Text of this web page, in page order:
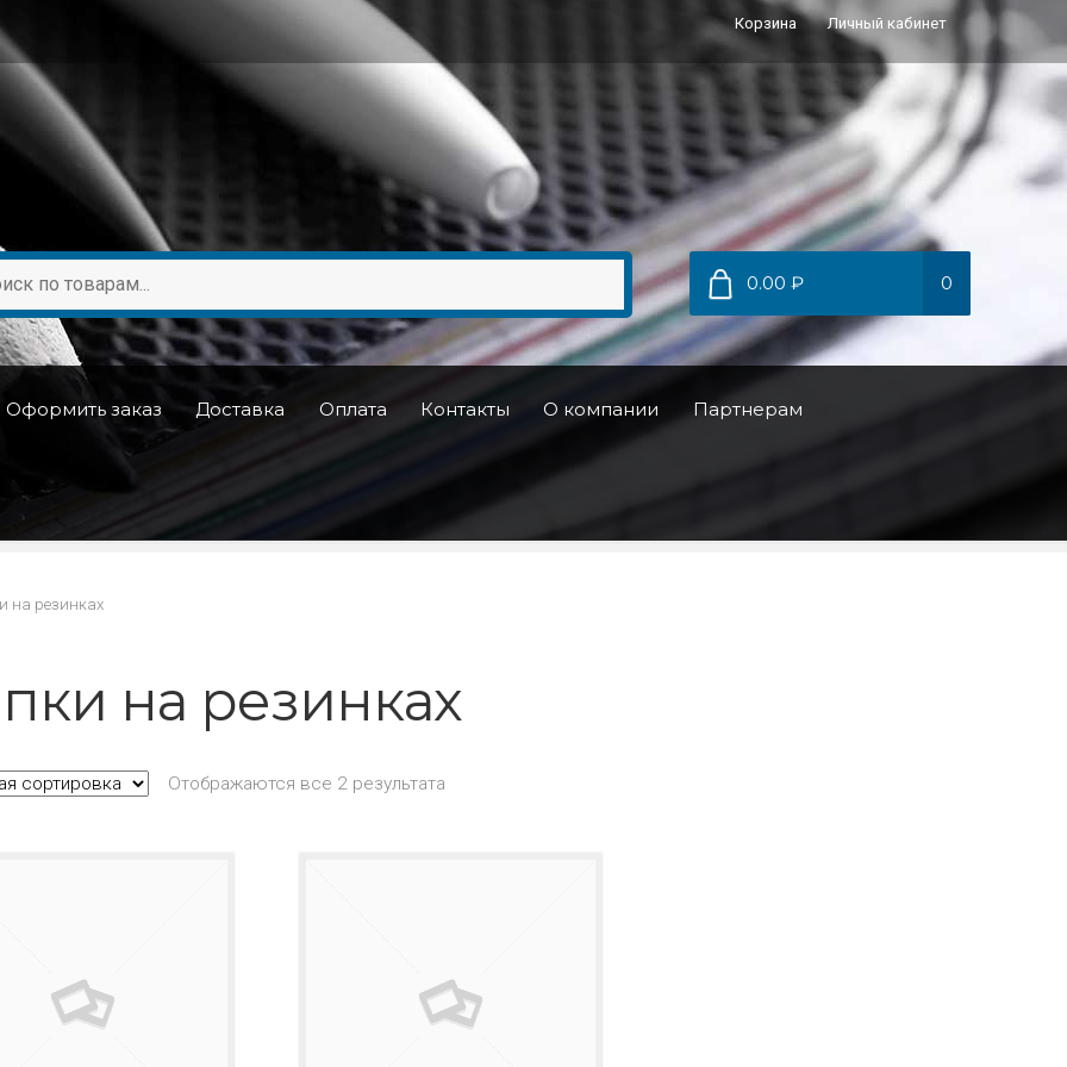
Корзина Личный кабинет
0.00 ₽ 0
Оформить заказ Доставка Оплата Контакты О компании Партнерам
на резинках
на резинках
Отображаются все 2 результата